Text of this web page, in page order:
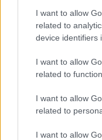
I want to allow
related to
device identifiers
I want to allow
related to
I want to allow
related to
I want to allow
Η Chery επενδύει 75
Το FIAT 500 Hybrid